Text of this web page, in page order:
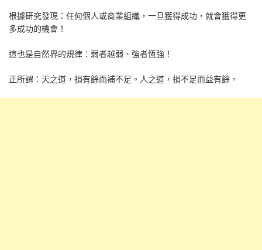
根據研究發現：任何個人或商業組織，一旦獲得成功，就會獲得更
多成功的機會！
這也是自然界的規律：弱者越弱、強者恆強！
正所謂：天之道，損有餘而補不足。人之道，損不足而益有餘。